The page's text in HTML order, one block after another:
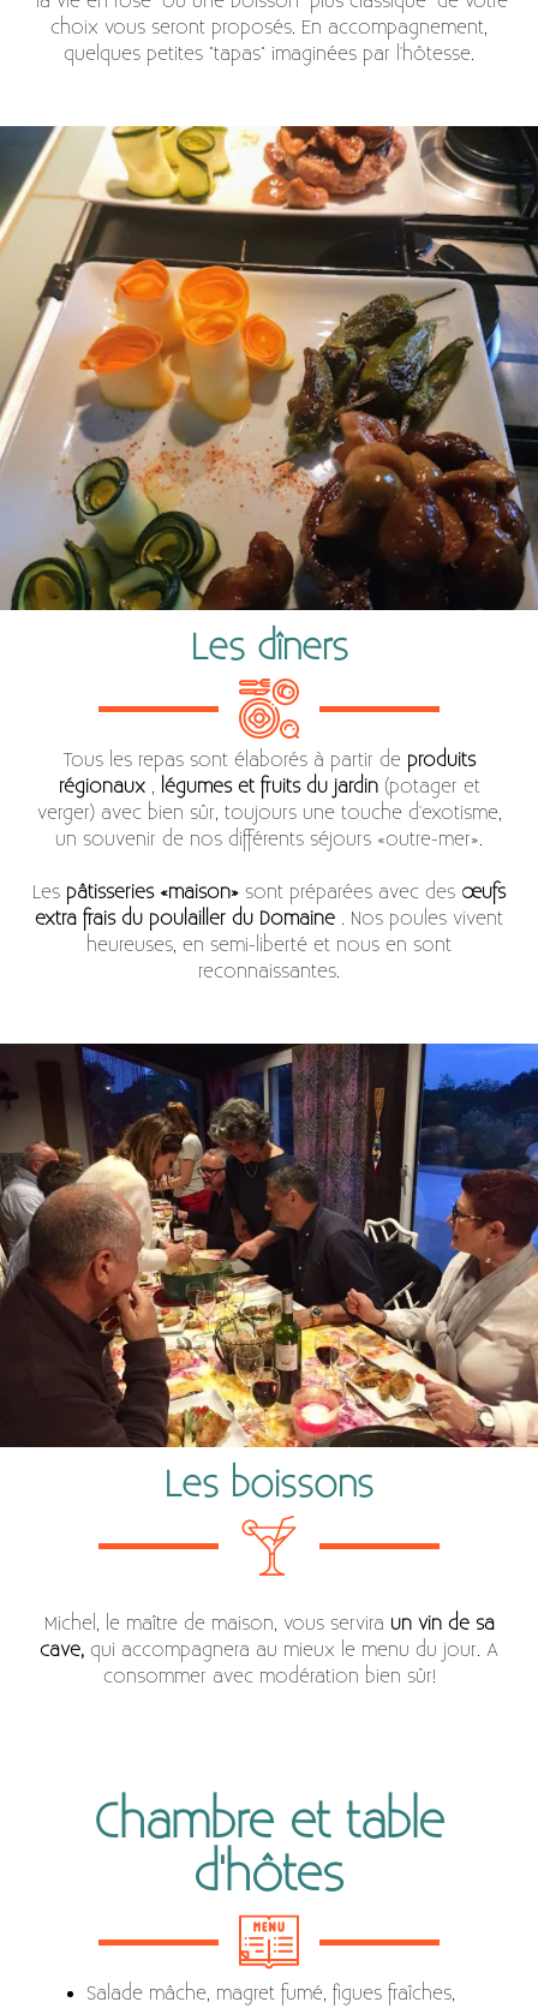
choix vous seront proposés. En accompagnement,
quelques petites "tapas" imaginées par l'hôtesse.
Les dîners
Tous les repas sont élaborés à partir de produits
régionaux, légumes et fruits du jardin(potager et
verger) avec bien sûr, toujours une touche d'exotisme,
un souvenir de nos différents séjours «outre-mer».
Les pâtisseries «maison» sont préparées avec des œufs
extra frais du poulailler du Domaine . Nos poules vivent
heureuses, en semi-liberté et nous en sont
reconnaissantes.
Les boissons
Michel, le maître de maison, vous servira un vin de sa
cave, qui accompagnera au mieux le menu du jour. A
consommer avec modération bien sûr!
Chambre et table
d'hôtes
Salade mâche, magret fumé, figues fraîches,